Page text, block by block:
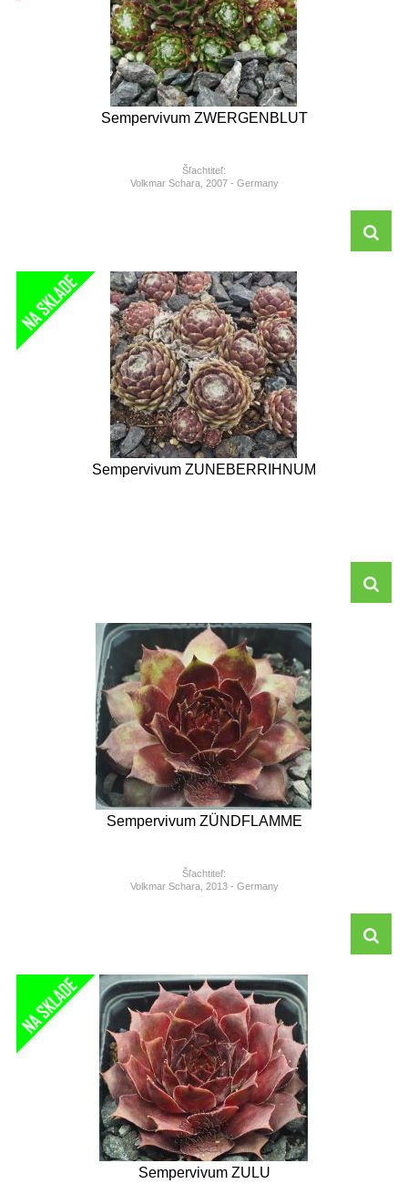
Sempervivum ZWERGENBLUT
Šľachtiteľ:
Volkmar Schara, 2007 - Germany
Sempervivum ZUNEBERRIHNUM
Sempervivum ZÜNDFLAMME
Šľachtiteľ:
Volkmar Schara, 2013 - Germany
Sempervivum ZULU